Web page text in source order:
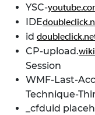
YSC-
IDE
id
CP-upload.
Session
WMF-Last-
Technique-
_cfduid